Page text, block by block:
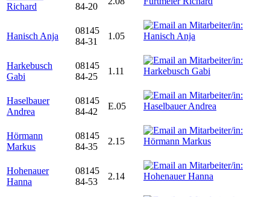
Richard
84-20
Hanisch Anja
08145
84-31
1.05
Harkebusch
Gabi
08145
84-25
1.11
Haselbauer
Andrea
08145
84-42
E.05
Hörmann
Markus
08145
84-35
2.15
Hohenauer
Hanna
08145
84-53
2.14